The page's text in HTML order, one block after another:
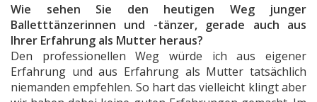
Wie sehen Sie den heutigen Weg junger
Balletttänzerinnen und -tänzer, gerade auch aus
Ihrer Erfahrung als Mutter heraus?
Den professionellen Weg würde ich aus eigener
Erfahrung und aus Erfahrung als Mutter tatsächlich
niemanden empfehlen. So hart das vielleicht klingt aber